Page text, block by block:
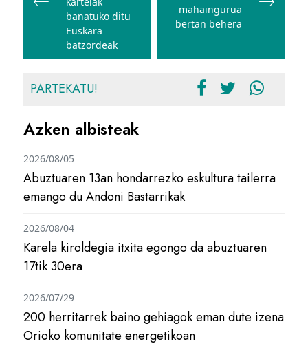
banatuko ditu
Euskara
batzordeak
mahaingurua
bertan behera
PARTEKATU!
Azken albisteak
Abuztuaren 13an hondarrezko eskultura tailerra
emango du Andoni Bastarrikak
2026/08/05
Karela kiroldegia itxita egongo da abuztuaren
17tik 30era
2026/08/04
200 herritarrek baino gehiagok eman dute izena
Orioko komunitate energetikoan
2026/07/29